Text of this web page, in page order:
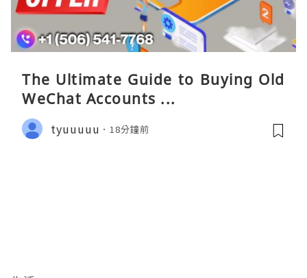
The Ultimate Guide to Buying Old
WeChat Accounts ...
tyuuuuu 18分鐘前